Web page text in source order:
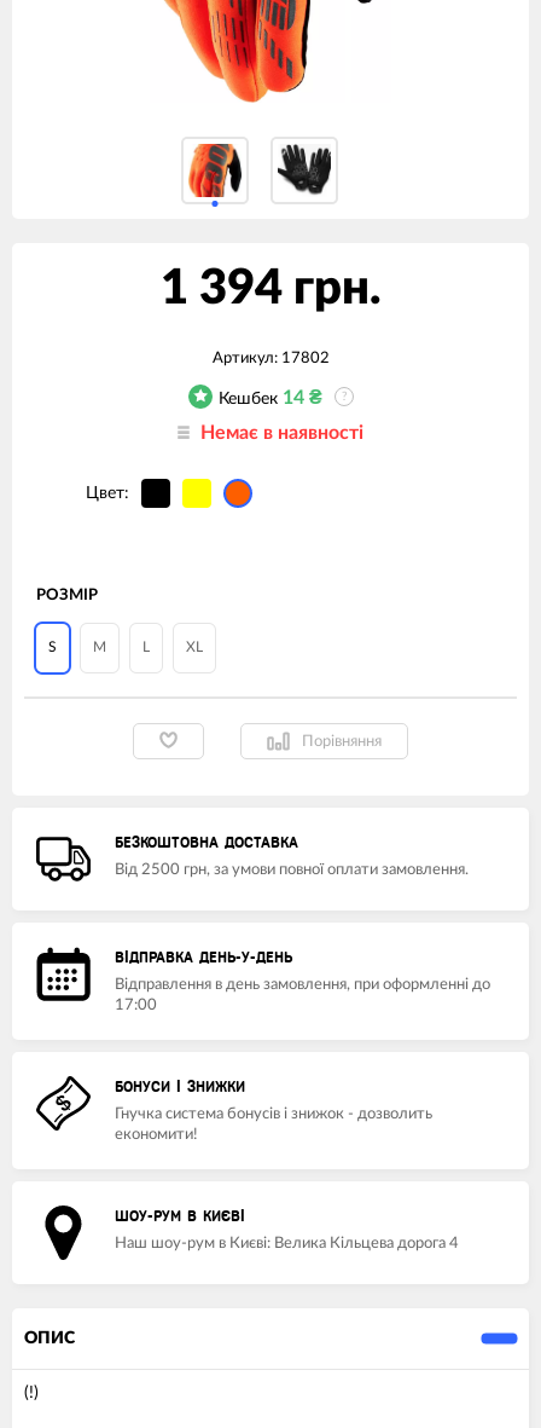
1 394 грн.
Артикул: 17802
Кешбек 14₴ ?
Немає в наявності
Цвет:
РОЗМІР
S M L XL
Порівняння
БЕЗКОШТОВНА ДОСТАВКА
Від 2500 грн, за умови повної оплати замовлення.
ВІДПРАВКА ДЕНЬ-У-ДЕНЬ
Відправлення в день замовлення, при оформленні до
17:00
БОНУСИ І ЗНИЖКИ
Гнучка система бонусів і знижок - дозволить
економити!
ШОУ-РУМ В КИЄВІ
Наш шоу-рум в Києві: Велика Кільцева дорога 4
ОПИС
(!)